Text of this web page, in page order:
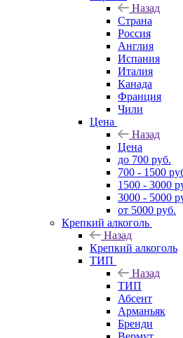
Назад
Страна
Россия
Англия
Испания
Италия
Канада
Франция
Чили
Цена
Назад
Цена
до 700 руб.
700 - 1500
1500 - 3000
3000 - 5000
от 5000 руб.
Крепкий алкоголь
Назад
Крепкий алкоголь
ТИП
Назад
ТИП
Абсент
Арманьяк
Бренди